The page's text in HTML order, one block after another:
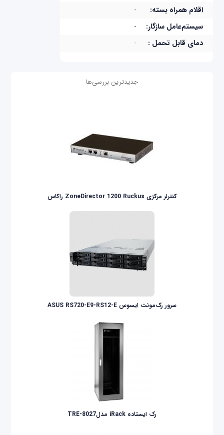
اقلام همراه بسته:
-
سیستم‌عامل سازگار:
-
دمای قابل تحمل :
-
جدیدترین بررسی‌ها
کنترلر مرکزی ZoneDirector 1200 Ruckus راکاس
سرور رک‌مونت ایسوس ASUS RS720-E9-RS12-E
رک ایستاده iRack مدلTRE-8027